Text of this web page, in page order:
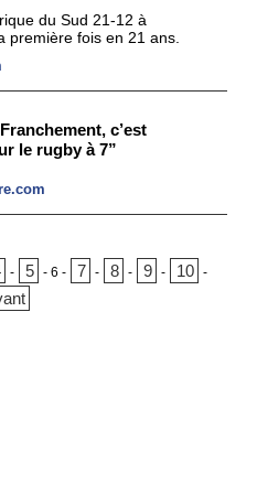
du Sud 21-12 à
première fois en 21 ans.
c’est
le rugby à 7”
- 5 -6 - 7 - 8 - 9 - 10 -